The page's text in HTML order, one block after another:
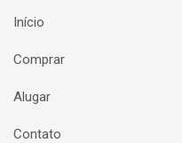
Início
Comprar
Alugar
Contato